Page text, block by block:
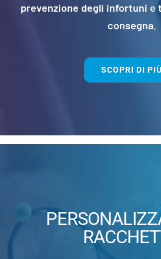
prevenzione degli infortuni e
consegna.
SCOPRI DI PIÙ